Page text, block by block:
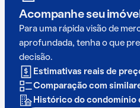
Acompanhe seu
Para uma rápida visão de
aprofundada, tenha o que
decisão.
Estimativas reais de
Comparação com
Histórico do condomínio